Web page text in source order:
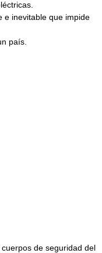
e inevitable que impide
país.
de seguridad del